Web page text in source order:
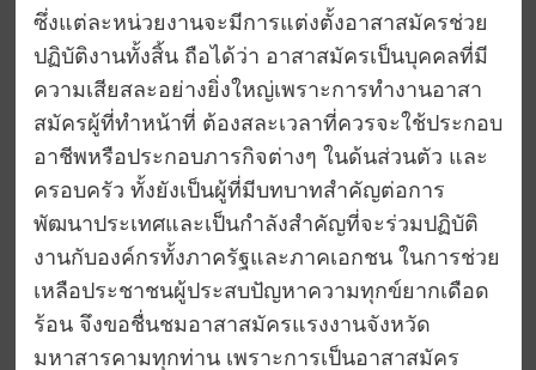
ซึ่งแต่ละหน่วยงานจะมีการแต่งตั้งอาสาสมัครช่วย
ปฏิบัติงานทั้งสิ้น ถือได้ว่า อาสาสมัครเป็นบุคคลที่มี
ความเสียสละอย่างยิ่งใหญ่เพราะการทำงานอาสา
สมัครผู้ที่ทำหน้าที่ ต้องสละเวลาที่ควรจะใช้ประกอบ
อาชีพหรือประกอบภารกิจต่างๆ ในด้นส่วนตัว และ
ครอบครัว ทั้งยังเป็นผู้ที่มีบทบาทสำคัญต่อการ
พัฒนาประเทศและเป็นกำลังสำคัญที่จะร่วมปฏิบัติ
งานกับองค์กรทั้งภาครัฐและภาคเอกชน ในการช่วย
เหลือประชาชนผู้ประสบปัญหาความทุกข์ยากเดือด
ร้อน จึงขอชื่นชมอาสาสมัครแรงงานจังหวัด
มหาสารคามทุกท่าน เพราะการเป็นอาสาสมัคร